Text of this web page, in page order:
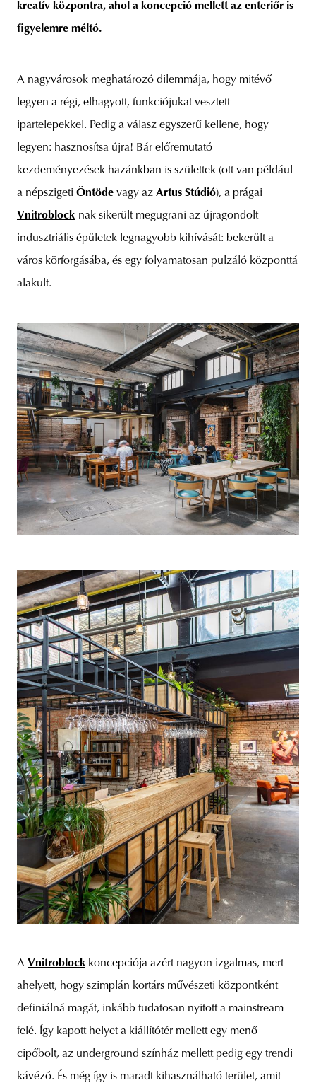
kreatív központra, ahol a koncepció mellett az enteriőr is
figyelemre méltó.
A nagyvárosok meghatározó dilemmája, hogy mitévő
legyen a régi, elhagyott, funkciójukat vesztett
ipartelepekkel. Pedig a válasz egyszerű kellene, hogy
legyen: hasznosítsa újra! Bár előremutató
kezdeményezések hazánkban is születtek (ott van például
a népszigeti Öntöde vagy az Artus Stúdió), a prágai
Vnitroblock-nak sikerült megugrani az újragondolt
indusztriális épületek legnagyobb kihívását: bekerült a
város körforgásába, és egy folyamatosan pulzáló központtá
alakult.
A Vnitroblock koncepciója azért nagyon izgalmas, mert
ahelyett, hogy szimplán kortárs művészeti központként
definiálná magát, inkább tudatosan nyitott a mainstream
felé. Így kapott helyet a kiállítótér mellett egy menő
cipőbolt, az underground színház mellett pedig egy trendi
kávézó. És még így is maradt kihasználható terület, amit